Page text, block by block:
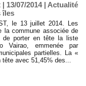
13/07/2014| Actualité
îles
le 13 juillet 2014. Les
la commune associée de
de porter en tête la liste
Vairao, emmenée par
partielles. La «
tête avec 51,45% des...